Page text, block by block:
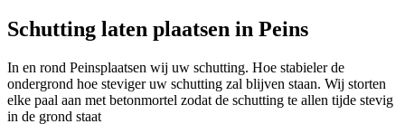
Schutting laten plaatsen in Peins
In en rond Peinsplaatsen wij uw schutting. Hoe stabieler de
ondergrond hoe steviger uw schutting zal blijven staan. Wij storten
elke paal aan met betonmortel zodat de schutting te allen tijde stevig
in de grond staat